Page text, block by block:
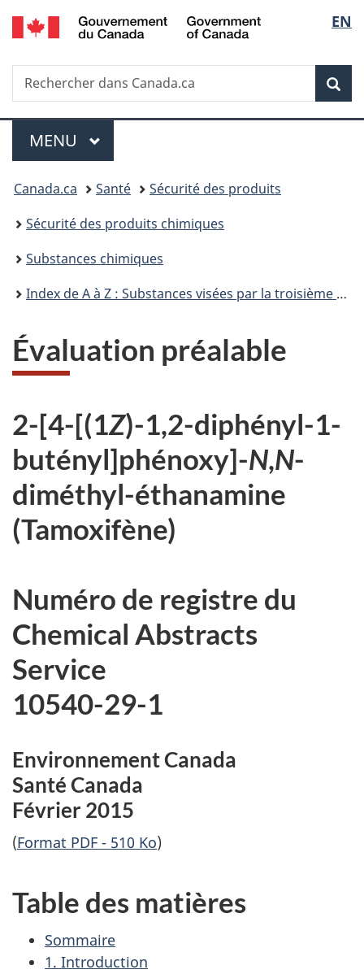
Passer
au
principal
Passer
à
Au
du
Passer
à
version
simplifiée
de
la
EN
Recherche
Rechercher
dans
Menu
MENU PRINCIPAL
Vous
êtes
ici :
Canada.ca Santé
Sécurité des produits
Sécurité des produits chimiques
Substances chimiques
Index de A à Z : Substances visées par la troisième phase du Plan de gestion des produits chimiques
Évaluation préalable
2-[4-[(1Z)-1,2-diphényl-1-
butényl]phénoxy]-N,N-
diméthyl-éthanamine
(Tamoxifène)
Numéro de registre du
Chemical Abstracts
Service
10540-29-1
Environnement Canada
Santé Canada
Février 2015
(Format PDF - 510 Ko)
Table des matières
Sommaire
1. Introduction